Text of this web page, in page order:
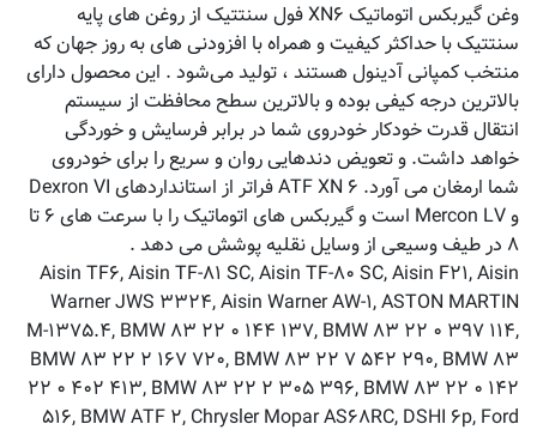
وغن گیربکس اتوماتیک XN۶ فول سنتتیک از روغن های پایه
سنتتیک با حداکثر کیفیت و همراه با افزودنی های به روز جهان که
منتخب کمپانی آدینول هستند ، تولید می‌شود . این محصول دارای
بالاترین درجه کیفی بوده و بالاترین سطح محافظت از سیستم
انتقال قدرت خودکار خودروی شما در برابر فرسایش و خوردگی
خواهد داشت. و تعویض دندهایی روان و سریع را برای خودروی
شما ارمغان می آورد. ATF XN ۶ فراتر از استانداردهای Dexron VI
و Mercon LV است و گیربکس های اتوماتیک را با سرعت های ۶ تا
۸ در طیف وسیعی از وسایل نقلیه پوشش می دهد .
Aisin TF۶, Aisin TF-۸۱ SC, Aisin TF-۸۰ SC, Aisin F۲۱, Aisin
Warner JWS ۳۳۲۴, Aisin Warner AW-۱, ASTON MARTIN
M-۱۳۷۵.۴, BMW ۸۳ ۲۲ ۰ ۱۴۴ ۱۳۷, BMW ۸۳ ۲۲ ۰ ۳۹۷ ۱۱۴,
BMW ۸۳ ۲۲ ۲ ۱۶۷ ۷۲۰, BMW ۸۳ ۲۲ ۷ ۵۴۲ ۲۹۰, BMW ۸۳
۲۲ ۰ ۴۰۲ ۴۱۳, BMW ۸۳ ۲۲ ۲ ۳۰۵ ۳۹۶, BMW ۸۳ ۲۲ ۰ ۱۴۲
۵۱۶, BMW ATF ۲, Chrysler Mopar AS۶۸RC, DSHI ۶p, Ford